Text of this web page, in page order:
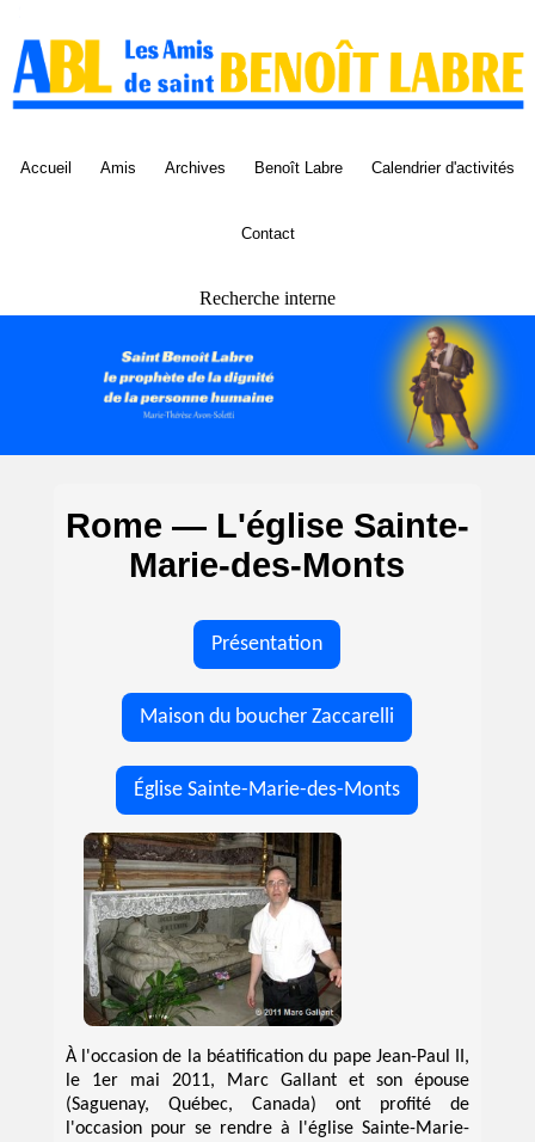
Accueil Amis Archives Benoît Labre Calendrier d'activités
Contact
Recherche interne
Rome — L'église Sainte-
Marie-des-Monts
Présentation
Maison du boucher Zaccarelli
Église Sainte-Marie-des-Monts
À l'occasion de la béatification du pape Jean-Paul II,
le 1er mai 2011, Marc Gallant et son épouse
(Saguenay, Québec, Canada) ont profité de
l'occasion pour se rendre à l'église Sainte-Marie-